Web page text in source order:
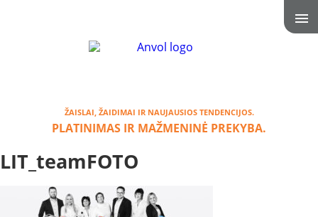
ŽAISLAI, ŽAIDIMAI IR NAUJAUSIOS TENDENCIJOS.
PLATINIMAS IR MAŽMENINĖ PREKYBA.
LIT_teamFOTO